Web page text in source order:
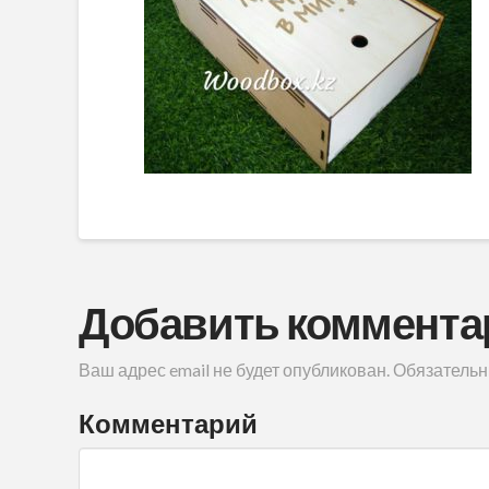
Добавить
Ваш адрес email не будет опубликован.
Комментарий